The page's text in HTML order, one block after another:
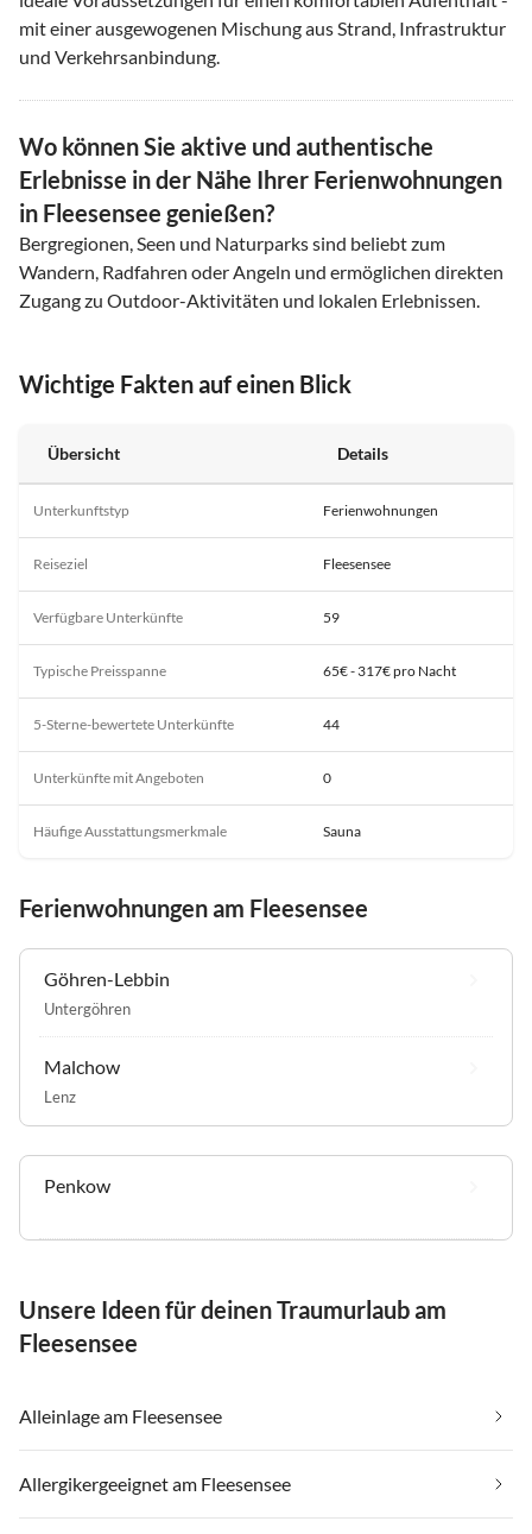
mit einer ausgewogenen Mischung aus Strand, Infrastruktur
und Verkehrsanbindung.
Wo können Sie aktive und authentische
Erlebnisse in der Nähe Ihrer Ferienwohnungen
in Fleesensee genießen?
Bergregionen, Seen und Naturparks sind beliebt zum
Wandern, Radfahren oder Angeln und ermöglichen direkten
Zugang zu Outdoor-Aktivitäten und lokalen Erlebnissen.
Wichtige Fakten auf einen Blick
Übersicht Details
Unterkunftstyp Ferienwohnungen
Reiseziel Fleesensee
Verfügbare Unterkünfte 59
Typische Preisspanne 65€ - 317€ pro Nacht
5-Sterne-bewertete Unterkünfte 44
Unterkünfte mit Angeboten 0
Häufige Ausstattungsmerkmale Sauna
Ferienwohnungen am Fleesensee
Göhren-Lebbin
Untergöhren
Malchow
Lenz
Penkow
Unsere Ideen für deinen Traumurlaub am
Fleesensee
Alleinlage am Fleesensee
Allergikergeeignet am Fleesensee